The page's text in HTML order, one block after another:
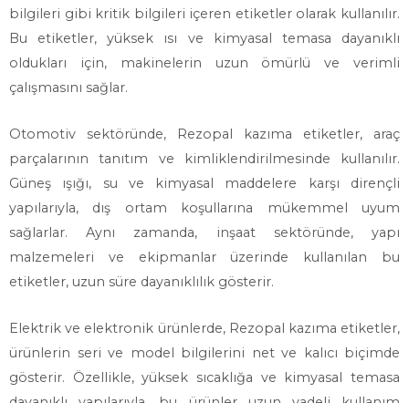
bilgileri gibi kritik bilgileri içeren etiketler olarak kullanılır.
Bu etiketler, yüksek ısı ve kimyasal temasa dayanıklı
oldukları için, makinelerin uzun ömürlü ve verimli
çalışmasını sağlar.
Otomotiv sektöründe, Rezopal kazıma etiketler, araç
parçalarının tanıtım ve kimliklendirilmesinde kullanılır.
Güneş ışığı, su ve kimyasal maddelere karşı dirençli
yapılarıyla, dış ortam koşullarına mükemmel uyum
sağlarlar. Aynı zamanda, inşaat sektöründe, yapı
malzemeleri ve ekipmanlar üzerinde kullanılan bu
etiketler, uzun süre dayanıklılık gösterir.
Elektrik ve elektronik ürünlerde, Rezopal kazıma etiketler,
ürünlerin seri ve model bilgilerini net ve kalıcı biçimde
gösterir. Özellikle, yüksek sıcaklığa ve kimyasal temasa